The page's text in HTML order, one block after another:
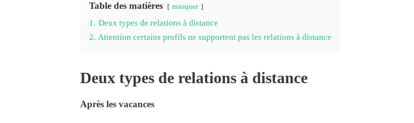
Table des matières masquer
1. Deux types de relations à distance
2. Attention certains profils ne supportent pas les relations à distance
Deux types de relations à distance
Après les vacances